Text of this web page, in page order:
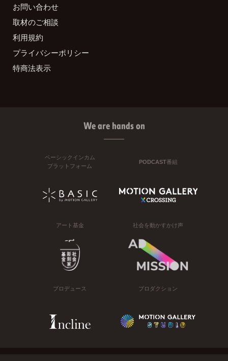
お問い合わせ
取材のご相談
利用規約
プライバシーポリシー
特商法表示
We are hands on
ベーシックインカム
プラットフォーム
PODCAST番組
アート基金 社会を動かすかけ声
プロデュース プロダクション